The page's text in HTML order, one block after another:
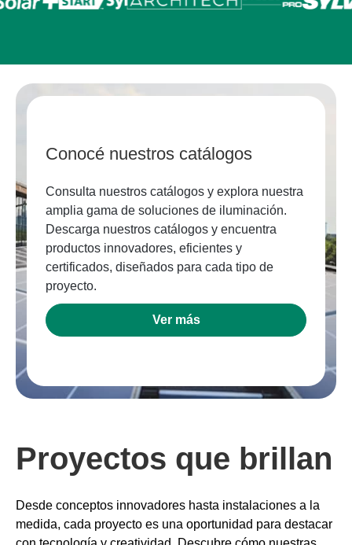
Conocé nuestros catálogos
Consulta nuestros catálogos y explora nuestra
amplia gama de soluciones de iluminación.
Descarga nuestros catálogos y encuentra
productos innovadores, eficientes y
certificados, diseñados para cada tipo de
proyecto.
Ver más
Proyectos que brillan
Desde conceptos innovadores hasta instalaciones a la
medida, cada proyecto es una oportunidad para destacar